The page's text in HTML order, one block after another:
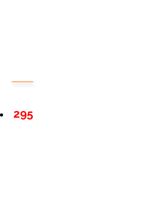
295